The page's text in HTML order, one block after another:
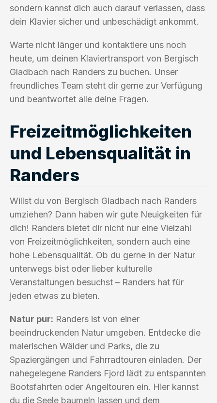
sondern kannst dich auch darauf verlassen, dass
dein Klavier sicher und unbeschädigt ankommt.
Warte nicht länger und kontaktiere uns noch
heute, um deinen Klaviertransport von Bergisch
Gladbach nach Randers zu buchen. Unser
freundliches Team steht dir gerne zur Verfügung
und beantwortet alle deine Fragen.
Freizeitmöglichkeiten
und Lebensqualität in
Randers
Willst du von Bergisch Gladbach nach Randers
umziehen? Dann haben wir gute Neuigkeiten für
dich! Randers bietet dir nicht nur eine Vielzahl
von Freizeitmöglichkeiten, sondern auch eine
hohe Lebensqualität. Ob du gerne in der Natur
unterwegs bist oder lieber kulturelle
Veranstaltungen besuchst – Randers hat für
jeden etwas zu bieten.
Natur pur: Randers ist von einer
beeindruckenden Natur umgeben. Entdecke die
malerischen Wälder und Parks, die zu
Spaziergängen und Fahrradtouren einladen. Der
nahegelegene Randers Fjord lädt zu entspannten
Bootsfahrten oder Angeltouren ein. Hier kannst
du die Seele baumeln lassen und dem